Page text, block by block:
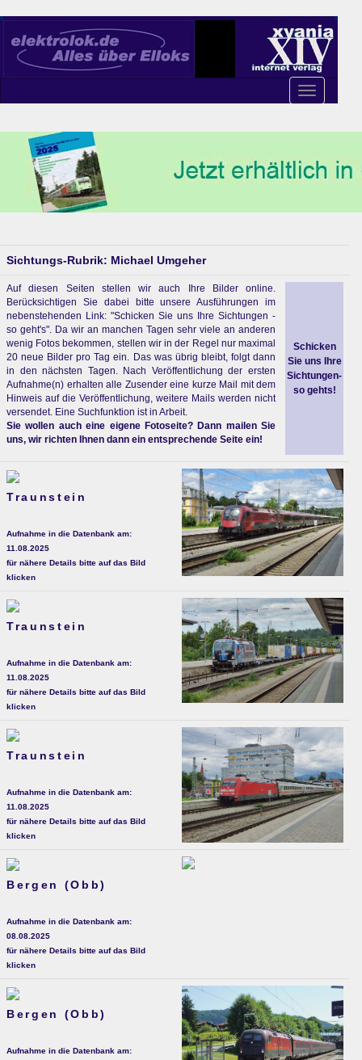
Toggle
navigation
Sichtungs-Rubrik: Michael Umgeher
Auf diesen Seiten stellen wir auch Ihre Bilder online.
Berücksichtigen Sie dabei bitte unsere Ausführungen im
nebenstehenden Link: "Schicken Sie uns Ihre Sichtungen -
so geht's". Da wir an manchen Tagen sehr viele an anderen
wenig Fotos bekommen, stellen wir in der Regel nur maximal
20 neue Bilder pro Tag ein. Das was übrig bleibt, folgt dann
in den nächsten Tagen. Nach Veröffentlichung der ersten
Aufnahme(n) erhalten alle Zusender eine kurze Mail mit dem
Hinweis auf die Veröffentlichung, weitere Mails werden nicht
versendet. Eine Suchfunktion ist in Arbeit.
Sie wollen auch eine eigene Fotoseite? Dann mailen Sie
uns, wir richten Ihnen dann ein entsprechende Seite ein!
Schicken
Sie uns Ihre
Sichtungen-
so gehts!
Traunstein
Aufnahme in die Datenbank am:
11.08.2025
für nähere Details bitte auf das Bild
klicken
Traunstein
Aufnahme in die Datenbank am:
11.08.2025
für nähere Details bitte auf das Bild
klicken
Traunstein
Aufnahme in die Datenbank am:
11.08.2025
für nähere Details bitte auf das Bild
klicken
Bergen (Obb)
Aufnahme in die Datenbank am:
08.08.2025
für nähere Details bitte auf das Bild
klicken
Bergen (Obb)
Aufnahme in die Datenbank am: